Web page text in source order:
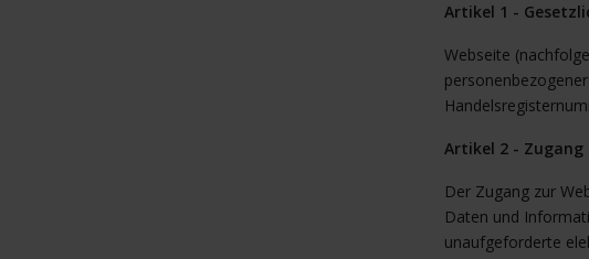
Artikel 1 -
Webseite
Artikel 2 - Zugang
Der Zugang zur
Daten und
unaufgeforderte